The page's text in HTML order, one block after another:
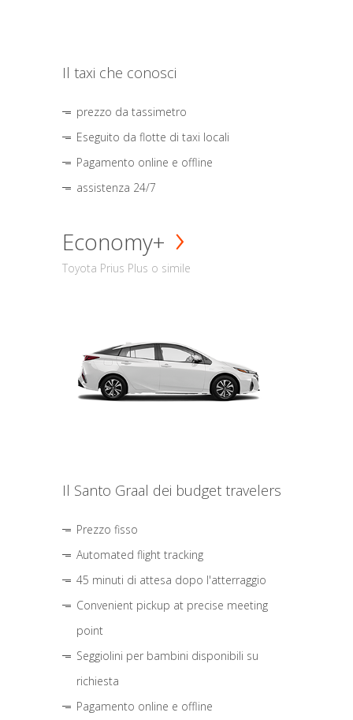
Il taxi che conosci
prezzo da tassimetro
Eseguito da flotte di taxi locali
Pagamento online e offline
assistenza 24/7
Economy+
Toyota Prius Plus o simile
Il Santo Graal dei budget travelers
Prezzo fisso
Automated flight tracking
45 minuti di attesa dopo l'atterraggio
Convenient pickup at precise meeting
point
Seggiolini per bambini disponibili su
richiesta
Pagamento online e offline